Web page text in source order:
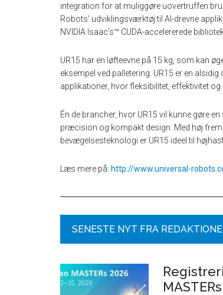
integration for at muliggøre uovertruffen
Robots’ udviklingsværktøj til AI-drevne
NVIDIA Isaac’s™ CUDA-accelererede
UR15 har en løfteevne på 15 kg, som kan
eksempel ved palletering. UR15 er en
applikationer, hvor fleksibilitet, effektivitet
Én de brancher, hvor UR15 vil kunne gøre
præcision og kompakt design. Med høj
bevægelsesteknologi er UR15 ideel til
Læs mere på: http://www.universal-
SENESTE NYT FRA